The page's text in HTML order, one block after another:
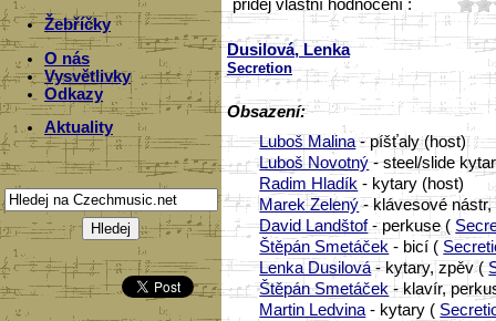
Žebříčky
O nás
Vysvětlivky
Odkazy
Aktuality
přidej vlastní hodnocení :
Dusilová, Lenka
Secretion
Obsazení:
Luboš Malina- píšťaly (host)
Luboš Novotný- steel/slide
Radim Hladík - kytary (host)
Marek Zelený- klávesové
David Landštof- perkuse (
Štěpán Smetáček - bicí (
Lenka Dusilová- kytary, zpěv (
Štěpán Smetáček- klavír,
Martin Ledvina- kytary (